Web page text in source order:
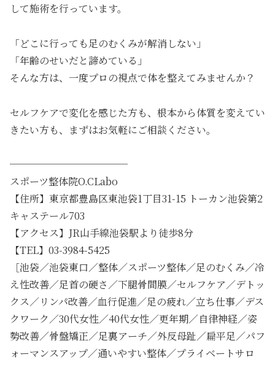
して施術を行っています。
「どこに行っても足のむくみが解消しない」
「年齢のせいだと諦めている」
そんな方は、一度プロの視点で体を整えてみませんか？
セルフケアで変化を感じた方も、根本から体質を変えてい
きたい方も、まずはお気軽にご相談ください。
────────────
スポーツ整体院O.CLabo
【住所】東京都豊島区東池袋1丁目31-15 トーカン池袋第2
キャステール703
【アクセス】JR山手線池袋駅より徒歩8分
【TEL】03-3984-5425
［池袋／池袋東口／整体／スポーツ整体／足のむくみ／冷
え性改善／足首の硬さ／下腿骨間膜／セルフケア／デトッ
クス／リンパ改善／血行促進／足の疲れ／立ち仕事／デス
クワーク／30代女性／40代女性／更年期／自律神経／姿
勢改善／骨盤矯正／足裏アーチ／外反母趾／扁平足／パフ
ォーマンスアップ／通いやすい整体／プライベートサロ